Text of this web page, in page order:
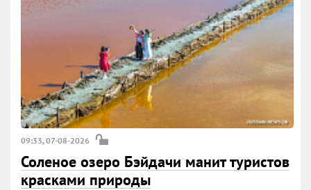
09:33, 07-08-2026
Соленое озеро Бэйдачи манит туристов
красками природы